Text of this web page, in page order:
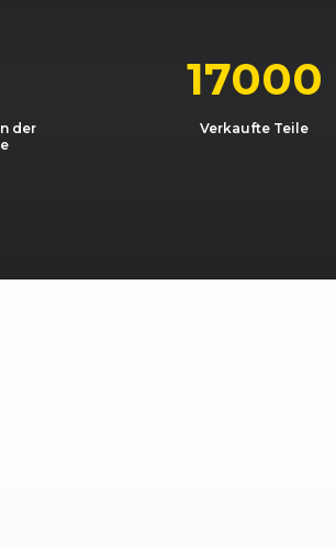
der
17000
Verkaufte Teile